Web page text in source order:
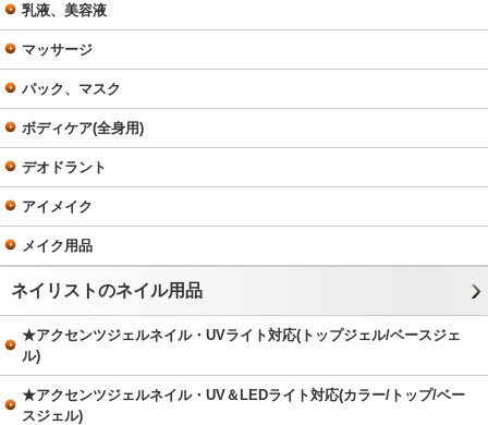
乳液、美容液
マッサージ
パック、マスク
ボディケア(全身用)
デオドラント
アイメイク
メイク用品
ネイリストのネイル用品
★アクセンツジェルネイル・UVライト対応(トップジェル/ベースジェ
ル)
★アクセンツジェルネイル・UV＆LEDライト対応(カラー/トップ/ベー
スジェル)